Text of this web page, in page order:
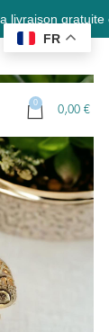
gratuite en
0 0,00 €
FR